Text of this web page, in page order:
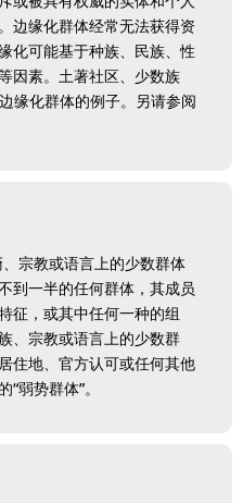
边缘化群体经常无法获得资
化可能基于种族、民族、性
因素。土著社区、少数族
缘化群体的例子。另请参阅
宗教或语言上的少数群体
到一半的任何群体，其成员
征，或其中任何一种的组
、宗教或语言上的少数群
住地、官方认可或任何其他
弱势群体”。